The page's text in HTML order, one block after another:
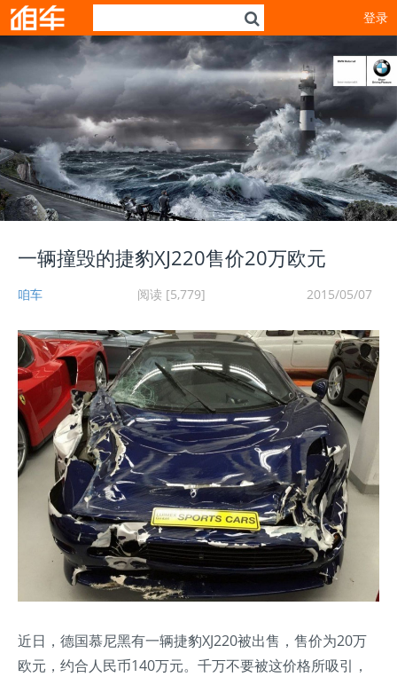
登录
一辆撞毁的捷豹XJ220售价20万欧元
咱车 阅读 [5,779] 2015/05/07
近日，德国慕尼黑有一辆捷豹XJ220被出售，售价为20万
欧元，约合人民币140万元。千万不要被这价格所吸引，